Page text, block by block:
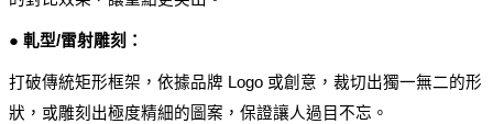
● 軋型/雷射雕刻：
打破傳統矩形框架，依據品牌 Logo 或創意，裁切出獨一無二的形
狀，或雕刻出極度精細的圖案，保證讓人過目不忘。